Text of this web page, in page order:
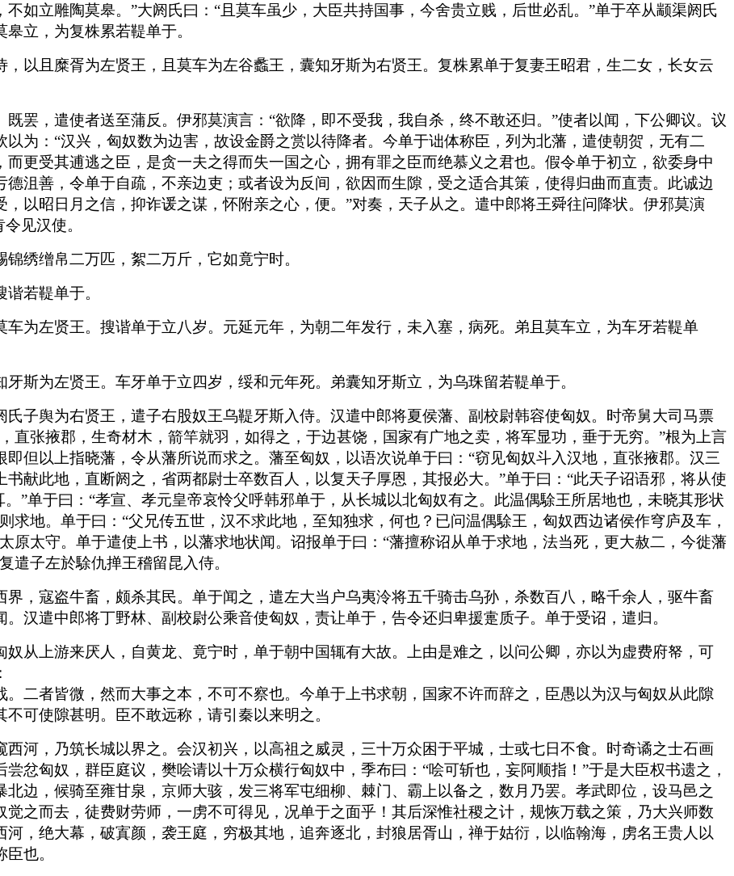
如立雕陶莫皋。”大阏氏曰：“且莫车虽少，大臣共持国事，今舍贵立贱，后世必乱。”单于卒从颛渠阏氏
立，为复株累若鞮单于。
以且糜胥为左贤王，且莫车为左谷蠡王，囊知牙斯为右贤王。复株累单于复妻王昭君，生二女，长女云
罢，遣使者送至蒲反。伊邪莫演言：“欲降，即不受我，我自杀，终不敢还归。”使者以闻，下公卿议。议
为：“汉兴，匈奴数为边害，故设金爵之赏以待降者。今单于诎体称臣，列为北藩，遣使朝贺，无有二
更受其逋逃之臣，是贪一夫之得而失一国之心，拥有罪之臣而绝慕义之君也。假令单于初立，欲委身中
沮善，令单于自疏，不亲边吏；或者设为反间，欲因而生隙，受之适合其策，使得归曲而直责。此诚边
以昭日月之信，抑诈谖之谋，怀附亲之心，便。”对奏，天子从之。遣中郎将王舜往问降状。伊邪莫演
见汉使。
绣缯帛二万匹，絮二万斤，它如竟宁时。
若鞮单于。
为左贤王。搜谐单于立八岁。元延元年，为朝二年发行，未入塞，病死。弟且莫车立，为车牙若鞮单
斯为左贤王。车牙单于立四岁，绥和元年死。弟囊知牙斯立，为乌珠留若鞮单于。
子舆为右贤王，遣子右股奴王乌鞮牙斯入侍。汉遣中郎将夏侯藩、副校尉韩容使匈奴。时帝舅大司马票
直张掖郡，生奇材木，箭竿就羽，如得之，于边甚饶，国家有广地之卖，将军显功，垂于无穷。”根为上言
但以上指晓藩，令从藩所说而求之。藩至匈奴，以语次说单于曰：“窃见匈奴斗入汉地，直张掖郡。汉三
献此地，直断阏之，省两都尉士卒数百人，以复天子厚恩，其报必大。”单于曰：“此天子诏语邪，将从使
”单于曰：“孝宣、孝元皇帝哀怜父呼韩邪单于，从长城以北匈奴有之。此温偶駼王所居地也，未晓其形状
求地。单于曰：“父兄传五世，汉不求此地，至知独求，何也？已问温偶駼王，匈奴西边诸侯作穹庐及车，
原太守。单于遣使上书，以藩求地状闻。诏报单于曰：“藩擅称诏从单于求地，法当死，更大赦二，今徙藩
遣子左於駼仇掸王稽留昆入侍。
，寇盗牛畜，颇杀其民。单于闻之，遣左大当户乌夷泠将五千骑击乌孙，杀数百八，略千余人，驱牛畜
汉遣中郎将丁野林、副校尉公乘音使匈奴，责让单于，告令还归卑援疐质子。单于受诏，遣归。
从上游来厌人，自黄龙、竟宁时，单于朝中国辄有大故。上由是难之，以问公卿，亦以为虚费府帑，可
二者皆微，然而大事之本，不可不察也。今单于上书求朝，国家不许而辞之，臣愚以为汉与匈奴从此隙
可使隙甚明。臣不敢远称，请引秦以来明之。
河，乃筑长城以界之。会汉初兴，以高祖之威灵，三十万众困于平城，士或七日不食。时奇谲之士石画
忿匈奴，群臣庭议，樊哙请以十万众横行匈奴中，季布曰：“哙可斩也，妄阿顺指！”于是大臣权书遗之，
边，候骑至雍甘泉，京师大骇，发三将军屯细柳、棘门、霸上以备之，数月乃罢。孝武即位，设马邑之
之而去，徒费财劳师，一虏不可得见，况单于之面乎！其后深惟社稷之计，规恢万载之策，乃大兴师数
，绝大幕，破寘颜，袭王庭，穷极其地，追奔逐北，封狼居胥山，禅于姑衍，以临翰海，虏名王贵人以
也。